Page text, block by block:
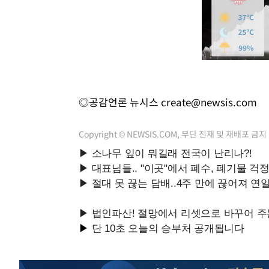
◎공감언론 뉴시스 create@newsis.com
Copyright © NEWSIS.COM, 무단 전재 및 재배포 금지